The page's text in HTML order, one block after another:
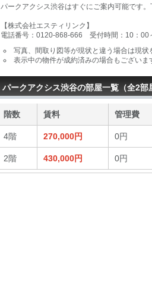
パークアクシス渋谷はすぐにご案内可能です
【株式会社エスティリンク】
電話番号：0120-868-666 受付時間：10：00
写真、間取り図等が現状と違う場合は現状
表示中の物件が成約済みの場合もございま
パークアクシス渋谷の部屋一覧（全2部
階数 賃料 管理費
4階 270,000円 0円
2階 430,000円 0円